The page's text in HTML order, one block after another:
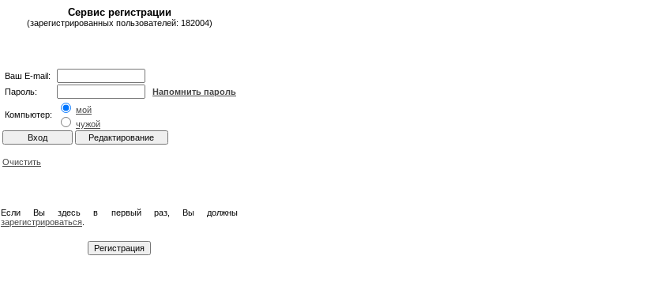
Сервис регистрации
(зарегистрированных пользователей: 182004)
Ваш E-mail:
Пароль:
Напомнить пароль
Компьютер:
мой
чужой
Очистить
Если Вы здесь в первый раз, Вы должны
зарегистрироваться